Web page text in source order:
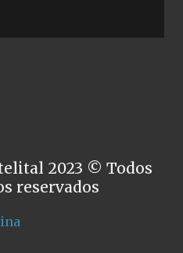
2023 © Todos
reservados